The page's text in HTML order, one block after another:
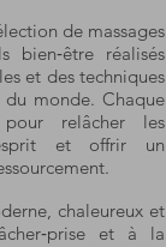
de massages
bien‑être réalisés
et des techniques
monde. Chaque
relâcher les
et offrir un
chaleureux et
et à la